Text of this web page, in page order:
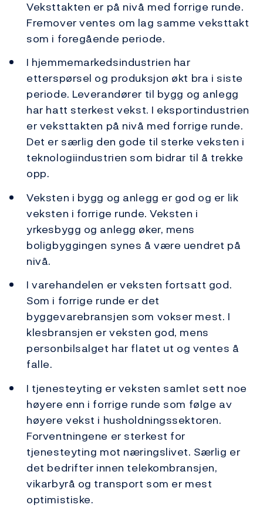
Veksttakten er på nivå med forrige runde.
Fremover ventes om lag samme veksttakt
som i foregående periode.
I hjemmemarkedsindustrien har
etterspørsel og produksjon økt bra i siste
periode. Leverandører til bygg og anlegg
har hatt sterkest vekst. I eksportindustrien
er veksttakten på nivå med forrige runde.
Det er særlig den gode til sterke veksten i
teknologiindustrien som bidrar til å trekke
opp.
Veksten i bygg og anlegg er god og er lik
veksten i forrige runde. Veksten i
yrkesbygg og anlegg øker, mens
boligbyggingen synes å være uendret på
nivå.
I varehandelen er veksten fortsatt god.
Som i forrige runde er det
byggevarebransjen som vokser mest. I
klesbransjen er veksten god, mens
personbilsalget har flatet ut og ventes å
falle.
I tjenesteyting er veksten samlet sett noe
høyere enn i forrige runde som følge av
høyere vekst i husholdningssektoren.
Forventningene er sterkest for
tjenesteyting mot næringslivet. Særlig er
det bedrifter innen telekombransjen,
vikarbyrå og transport som er mest
optimistiske.